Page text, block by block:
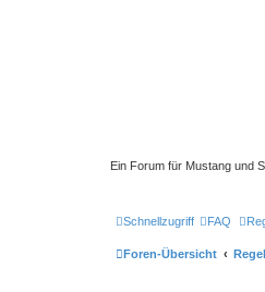
Ein Forum für Mustang und
Schnellzugriff FAQ
Foren-Übersicht